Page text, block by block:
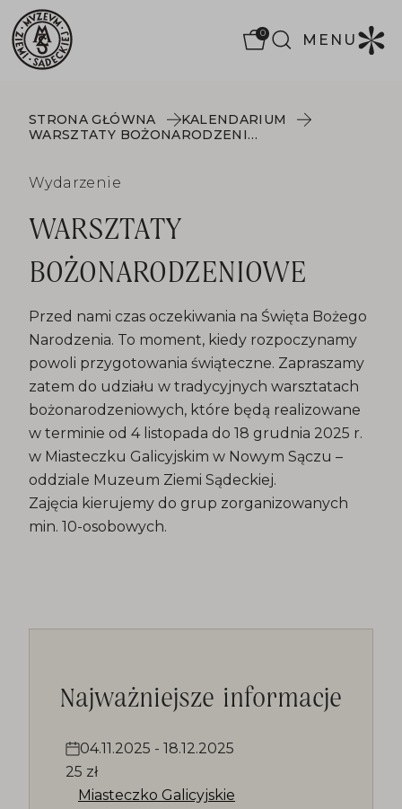
0 MENU
STRONA GŁÓWNA
KALENDARIUM
WARSZTATY BOŻONARODZENIOWE
Wydarzenie
WARSZTATY
BOŻONARODZENIOWE
Przed nami czas oczekiwania na Święta Bożego
Narodzenia. To moment, kiedy rozpoczynamy
powoli przygotowania świąteczne. Zapraszamy
zatem do udziału w tradycyjnych warsztatach
bożonarodzeniowych, które będą realizowane
w terminie od 4 listopada do 18 grudnia 2025 r.
w Miasteczku Galicyjskim w Nowym Sączu –
oddziale Muzeum Ziemi Sądeckiej.
Zajęcia kierujemy do grup zorganizowanych
min. 10-osobowych.
Najważniejsze informacje
04.11.2025 - 18.12.2025
25 zł
Miasteczko Galicyjskie